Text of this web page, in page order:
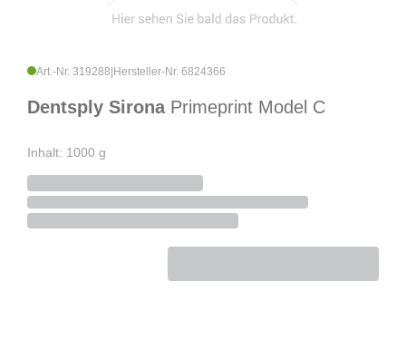
Art.-Nr. 319288 Hersteller-Nr. 6824366
Dentsply Sirona Primeprint Model C
Inhalt: 1000 g